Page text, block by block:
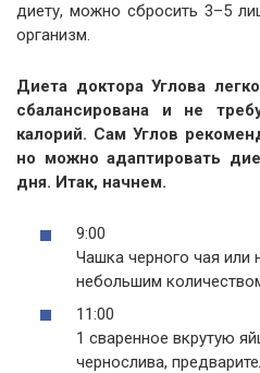
диету, можно сбросить 3–5
организм.
Диета доктора Углова
сбалансирована и не
калорий. Сам Углов
но можно адаптировать
дня. Итак, начнем.
9:00
Чашка черного чая или
небольшим
11:00
1 сваренное вкрутую
чернослива,